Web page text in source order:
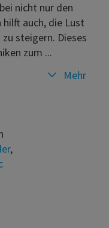
,
nicht nur den
auch, die Lust
steigern. Dieses
zum ...
Mehr